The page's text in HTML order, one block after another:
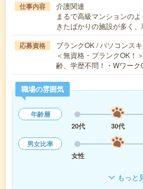
仕事内容
介護関連
まるで高級マンションの
きたばかりの施設が多く
応募資格
ブランクOK / パソコンス
＜無資格・ブランクOK！
齢、学歴不問！・Wワー
職場の雰囲気
年齢層
20代
30代
男女比率
女性
もっと